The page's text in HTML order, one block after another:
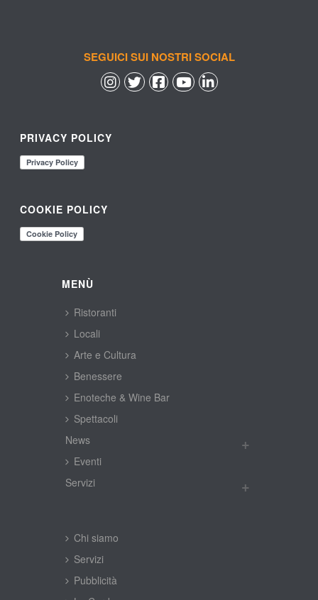
SEGUICI SUI NOSTRI SOCIAL
PRIVACY POLICY
COOKIE POLICY
MENÙ
Ristoranti
Locali
Arte e Cultura
Benessere
Enoteche & Wine Bar
Spettacoli
New
Eventi
Servizi
Chi siamo
Servizi
Pubblicità